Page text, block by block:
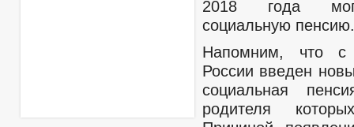
2018 года
социальную пенсию.
Напомним, что
России введен
социальная
родителя